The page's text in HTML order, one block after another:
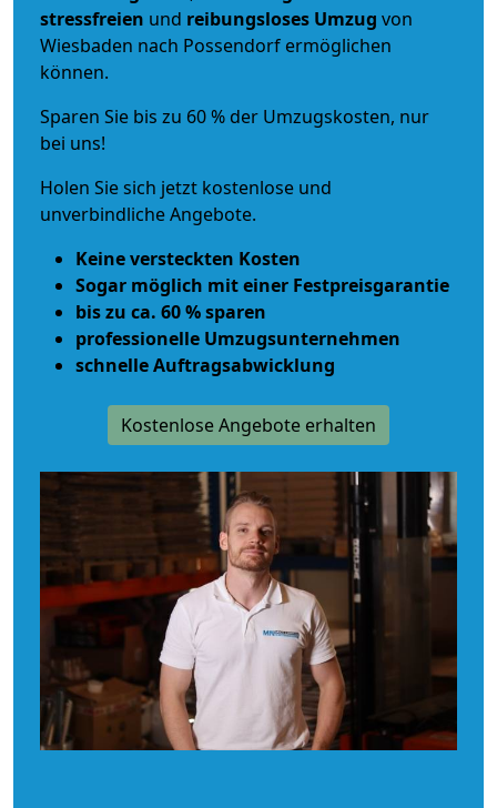
stressfreien und reibungsloses Umzug von
Wiesbaden nach Possendorf ermöglichen
können.
Sparen Sie bis zu 60 % der Umzugskosten, nur
bei uns!
Holen Sie sich jetzt kostenlose und
unverbindliche Angebote.
Keine versteckten Kosten
Sogar möglich mit einer Festpreisgarantie
bis zu ca. 60 % sparen
professionelle Umzugsunternehmen
schnelle Auftragsabwicklung
Kostenlose Angebote erhalten